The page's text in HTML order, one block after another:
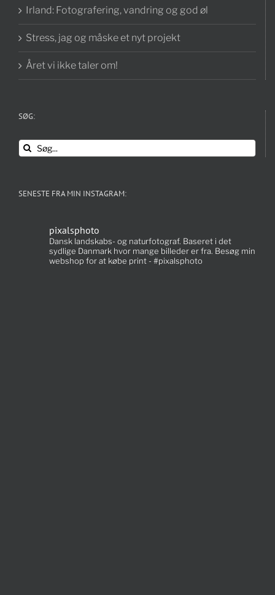
Irland: Fotografering, vandring og god øl
Stress, jag og måske et nyt projekt
Året vi ikke taler om!
SØG:
Søg
efter:
SENESTE FRA MIN INSTAGRAM:
pixalsphoto
Dansk landskabs- og naturfotograf. Baseret i det
sydlige Danmark hvor mange billeder er fra. Besøg min
webshop for at købe print - #pixalsphoto